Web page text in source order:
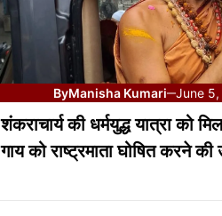
ByManisha Kumari—June
शंकराचार्य की धर्मयुद्ध यात्रा को
गाय को राष्ट्रमाता घोषित करने की